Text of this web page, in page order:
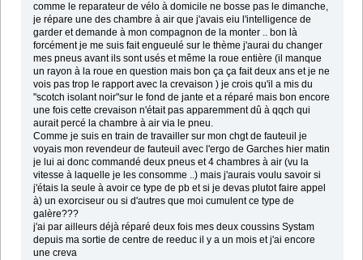
comme le reparateur de vélo à domicile ne bosse pas le dimanche,
je répare une des chambre à air que j'avais eiu l'intelligence de
garder et demande à mon compagnon de la monter .. bon là
forcément je me suis fait engueulé sur le thème j'aurai du changer
mes pneus avant ils sont usés et même la roue entière (il manque
un rayon à la roue en question mais bon ça ça fait deux ans et je ne
vois pas trop le rapport avec la crevaison ) je crois qu'il a mis du
"scotch isolant noir"sur le fond de jante et a réparé mais bon encore
une fois cette crevaison n'était pas apparemment dû à qqch qui
aurait percé la chambre à air via le pneu.
Comme je suis en train de travailler sur mon chgt de fauteuil je
voyais mon revendeur de fauteuil avec l'ergo de Garches hier matin
je lui ai donc commandé deux pneus et 4 chambres à air (vu la
vitesse à laquelle je les consomme ..) mais j'aurais voulu savoir si
j'étais la seule à avoir ce type de pb et si je devas plutot faire appel
à) un exorciseur ou si d'autres que moi cumulent ce type de
galère???
j'ai par ailleurs déjà réparé deux fois mes deux coussins Systam
depuis ma sortie de centre de reeduc il y a un mois et j'ai encore
une creva